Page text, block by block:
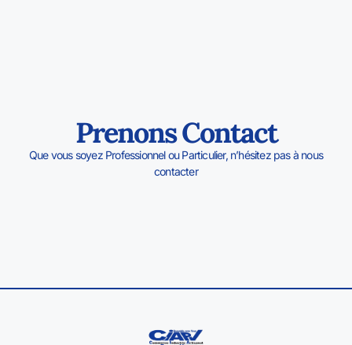
Prenons Contact
Que vous soyez Professionnel ou Particulier, n’hésitez pas à nous
contacter